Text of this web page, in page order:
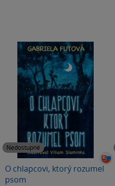
Nedostupné
O chlapcovi, ktorý rozumel
psom